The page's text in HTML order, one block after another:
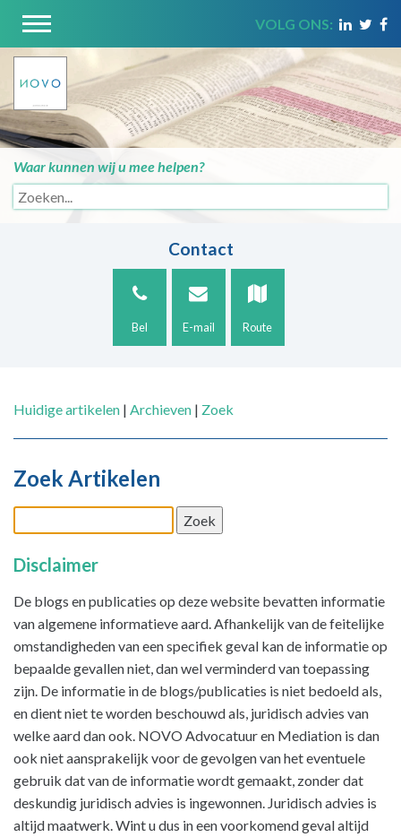
VOLG ONS:
Waar kunnen wij u mee helpen?
Contact
Bel E-mail Route
Huidige artikelen | Archieven | Zoek
Zoek Artikelen
Disclaimer
De blogs en publicaties op deze website bevatten informatie
van algemene informatieve aard. Afhankelijk van de feitelijke
omstandigheden van een specifiek geval kan de informatie op
bepaalde gevallen niet, dan wel verminderd van toepassing
zijn. De informatie in de blogs/publicaties is niet bedoeld als,
en dient niet te worden beschouwd als, juridisch advies van
welke aard dan ook. NOVO Advocatuur en Mediation is dan
ook niet aansprakelijk voor de gevolgen van het eventuele
gebruik dat van de informatie wordt gemaakt, zonder dat
deskundig juridisch advies is ingewonnen. Juridisch advies is
altijd maatwerk. Wint u dus in een voorkomend geval altijd